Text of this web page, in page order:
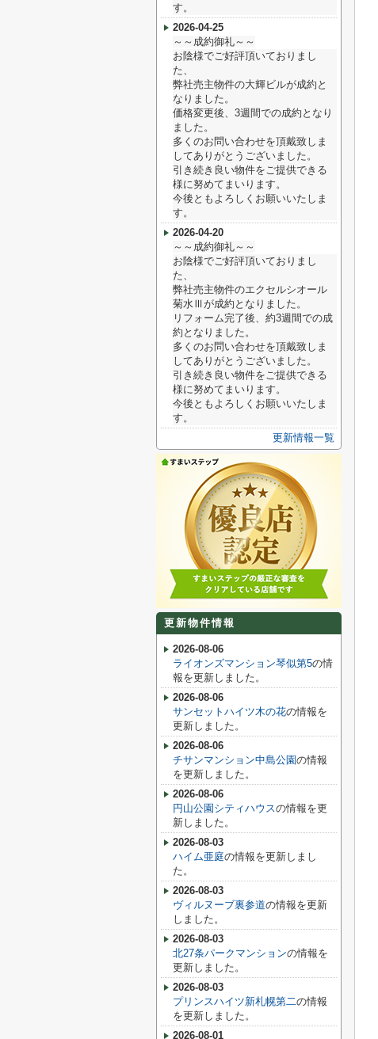
す。
2026-04-25
～～成約御礼～～
お陰様でご好評頂いておりまし
た、
弊社売主物件の大輝ビルが成約と
なりました。
価格変更後、3週間での成約となり
ました。
多くのお問い合わせを頂戴致しま
してありがとうございました。
引き続き良い物件をご提供できる
様に努めてまいります。
今後ともよろしくお願いいたしま
す。
2026-04-20
～～成約御礼～～
お陰様でご好評頂いておりまし
た、
弊社売主物件のエクセルシオール
菊水Ⅲが成約となりました。
リフォーム完了後、約3週間での成
約となりました。
多くのお問い合わせを頂戴致しま
してありがとうございました。
引き続き良い物件をご提供できる
様に努めてまいります。
今後ともよろしくお願いいたしま
す。
更新情報一覧
更新物件情報
2026-08-06
ライオンズマンション琴似第5の情
報を更新しました。
2026-08-06
サンセットハイツ木の花の情報を
更新しました。
2026-08-06
チサンマンション中島公園の情報
を更新しました。
2026-08-06
円山公園シティハウスの情報を更
新しました。
2026-08-03
ハイム亜庭の情報を更新しまし
た。
2026-08-03
ヴィルヌーブ裏参道の情報を更新
しました。
2026-08-03
北27条パークマンションの情報を
更新しました。
2026-08-03
プリンスハイツ新札幌第二の情報
を更新しました。
2026-08-01